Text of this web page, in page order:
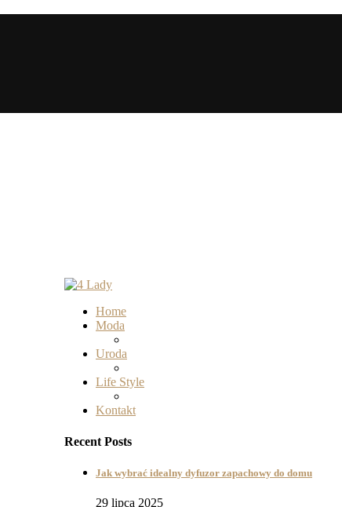
Home
Moda
Uroda
Life Style
Kontakt
Recent Posts
Jak wybrać idealny dyfuzor zapachowy do domu
29 lipca 2025